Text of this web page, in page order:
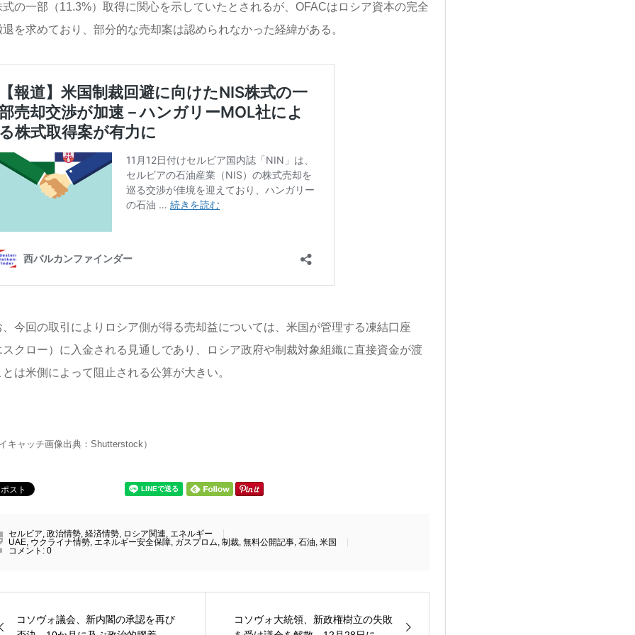
式の一部（11.3%）取得に関心を示していたとされるが、OFACはロシア資本の完全
を求めており、部分的な売却案は認められなかった経緯がある。
、今回の取引によりロシア側が得る売却益については、米国が管理する凍結口座
スクロー）に入金される見通しであり、ロシア政府や制裁対象組織に直接資金が渡
は米側によって阻止される公算が大きい。
キャッチ画像出典：Shutterstock）
セルビア, 政治情勢, 経済情勢, ロシア関連, エネルギー
UAE, ウクライナ情勢, エネルギー安全保障, ガスプロム, 制裁, 無料公開記事, 石油, 米国
コメント: 0
コソヴォ議会、新内閣の承認を再び
コソヴォ大統領、新政権樹立の失敗